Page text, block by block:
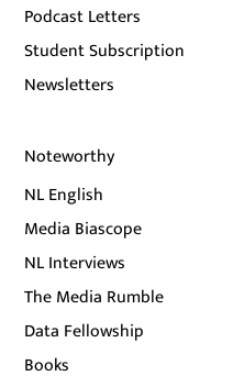
Podcast Letters
Student Subscription
Newsletters
Noteworthy
NL English
Media Biascope
NL Interviews
The Media Rumble
Data Fellowship
Books